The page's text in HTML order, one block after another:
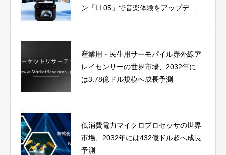
ン「LL05」で音楽体験をアップデー
産業用・民生用サーモパイル赤外線ア
レイセンサーの世界市場、2032年に
は3.78億ドル規模へ成長予測
低消費電力マイクロプロセッサの世界
市場、2032年には432億ドル超へ成長
予測